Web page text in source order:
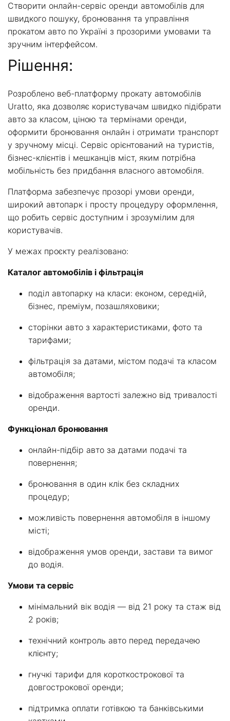
Створити онлайн-сервіс оренди автомобілів для
швидкого пошуку, бронювання та управління
прокатом авто по Україні з прозорими умовами та
зручним інтерфейсом.
Рішення:
Розроблено веб-платформу прокату автомобілів
Uratto, яка дозволяє користувачам швидко підібрати
авто за класом, ціною та термінами оренди,
оформити бронювання онлайн і отримати транспорт
у зручному місці. Сервіс орієнтований на туристів,
бізнес-клієнтів і мешканців міст, яким потрібна
мобільність без придбання власного автомобіля.
Платформа забезпечує прозорі умови оренди,
широкий автопарк і просту процедуру оформлення,
що робить сервіс доступним і зрозумілим для
користувачів.
У межах проєкту реалізовано:
Каталог автомобілів і фільтрація
поділ автопарку на класи: економ, середній,
бізнес, преміум, позашляховики;
сторінки авто з характеристиками, фото та
тарифами;
фільтрація за датами, містом подачі та класом
автомобіля;
відображення вартості залежно від тривалості
оренди.
Функціонал бронювання
онлайн-підбір авто за датами подачі та
повернення;
бронювання в один клік без складних
процедур;
можливість повернення автомобіля в іншому
місті;
відображення умов оренди, застави та вимог
до водія.
Умови та сервіс
мінімальний вік водія — від 21 року та стаж від
2 років;
технічний контроль авто перед передачею
клієнту;
гнучкі тарифи для короткострокової та
довгострокової оренди;
підтримка оплати готівкою та банківськими